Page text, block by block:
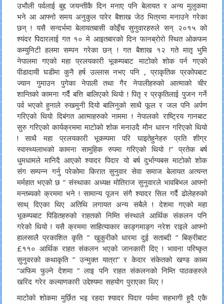
उभौली पर्वलाई बुद्द जयन्तीकै दिन मनाए पनि बेलायत र अन्य मुलुकमा
भने आ आफ्नो समय अनुकुल पारेर बैशाख जेठ भित्रमा मनाउने गरेका
छन् ! यसै सन्दर्भमा बेलायतबासी कोइँच सुनुवारहरुले सन् २०१५ को
श्यंदर पिदारलाई गत १० मे आइतबारको दिन फानब्रोरो स्थित ओकफम
कम्युनिटी हलमा सम्पन गरेका छन् ! गत बैशाख १२ गते मातृ भुमि
नेपालमा गएको महा प्रलयकारी भूकम्पबाट माटोको शोक पर्न गएको
पीडादायी घडीमा कुनै हर्ष उल्लास नभए पनि , प्राकृतिक प्रकोपबाट
ज्यान गुमाउन पुगेका नेपाली तथा गैर नेपालीहरुको आत्माको चीर
शान्तिको कामना गर्दै बत्ति बालिएको थियो ! पितृ र प्रकृतिलाई पुजन गर्ने
पर्व भएको हुनाले रुखमुनी दियो बालिनुको साथै फूल र जल पनि अर्पण
गरिएको थियो दिबंगत आत्माहरुको नाममा ! नेपालको राष्ट्रिय गानबाट
सुरु गरिएको कार्यक्रममा माटोको शोक मनाउदै मौन धारन गरिएको थियो
! साथै महा प्रलयकारी भूकम्पमा परि घाइतेहुनेहरु प्रति शीग्र
स्वास्थ्यलाभको कामना सामुहिक रुपमा गरिएको थियो !” प्रतेक बर्ष
धुमधामले मानिदै आएको श्यादर पिदार यो बर्ष दुर्भाग्यबस माटोको शोक
संग सम्पन्न गर्नु परेकोमा किरात सुनुवार सेवा समाज बेलायत अत्यन्त
मर्महात भएको छ ” संस्थाका अध्यक्ष मोतिराज सुनुवारले भावबिभल आफ्नो
मन्तब्यको क्रममा भने ! सामान्य पूजन संगै श्यादर सिल गर्दै ढोलेहरुको
साथ् दिएका थिए अतिथि लगायत अन्य सबैले ! देशमा गएको महा
भूकम्पबाट पिडितहरुको राहतको निम्ति संस्थाले आर्थिक संकलन पनि
गरेको थियो ! यसै क्रममा साहित्याकार काङ्गमाङ्ग नरेश राइले आफ्नो
हालसालै प्रकाशित कृति ” खुकुरीको धारमा दुई सताब्दी ” बिक्रीबाट
£११० आर्थिक राहत संकलन भएको जानकारी दिए ! भावना परिष्कृत
सुनुवरको कथाकृति ” उन्मुक्त यात्रा” र केदार संकेतको खण्ड काब्य
“अफिम फुल्ने देशमा ” लाइ पनि राहत संकलनको निम्ति पाठकहरुले
खरिद गरेर कल्याणकारी उद्देश्यमा सहयोग पुराएका थिए !
माटोको शोकमा मुर्छित भइ रहदा श्यादर पिदार पर्वमा सहभागी हुदै एकै